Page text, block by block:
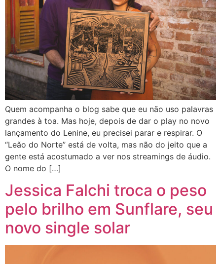
Quem acompanha o blog sabe que eu não uso palavras
grandes à toa. Mas hoje, depois de dar o play no novo
lançamento do Lenine, eu precisei parar e respirar. O
“Leão do Norte” está de volta, mas não do jeito que a
gente está acostumado a ver nos streamings de áudio.
O nome do […]
Jessica Falchi troca o peso
pelo brilho em Sunflare, seu
novo single solar